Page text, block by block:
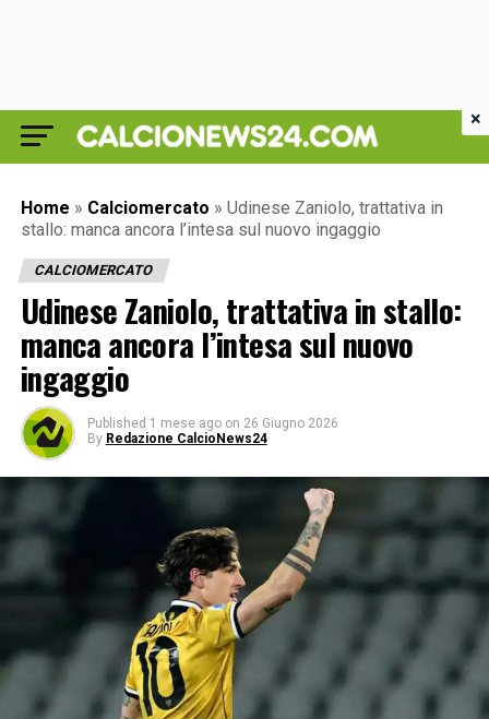
Home » Calciomercato » Udinese Zaniolo, trattativa in
stallo: manca ancora l’intesa sul nuovo ingaggio
CALCIOMERCATO
Udinese Zaniolo, trattativa in stallo:
manca ancora l’intesa sul nuovo
ingaggio
Published 1 mese ago on 26 Giugno 2026
By Redazione CalcioNews24
×